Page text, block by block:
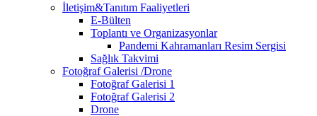
İletişim&Tanıtım Faaliyetleri
E-Bülten
Toplantı ve Organizasyonlar
Pandemi Kahramanları Resim Sergisi
Sağlık Takvimi
Fotoğraf Galerisi /Drone
Fotoğraf Galerisi 1
Fotoğraf Galerisi 2
Drone